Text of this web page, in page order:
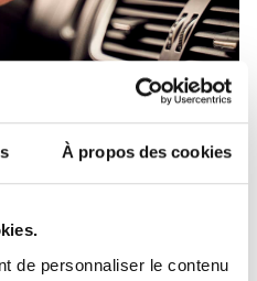
À propos des cookies
de personnaliser le contenu
la carte 4G interne du
nécessairement de